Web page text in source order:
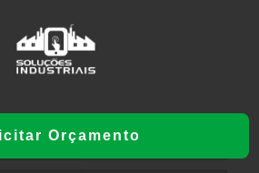
Orçamento
W3C